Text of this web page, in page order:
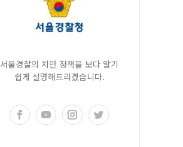
서울경찰의 치안 정책을 보다 알기
쉽게 설명해드리겠습니다.